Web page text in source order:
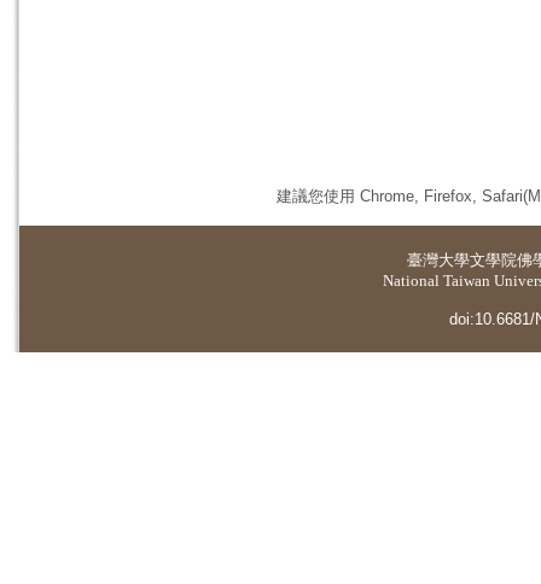
建議您使用 Chrome, Firefox,
臺灣大學文學院佛
National Taiwan
doi:10.6681/